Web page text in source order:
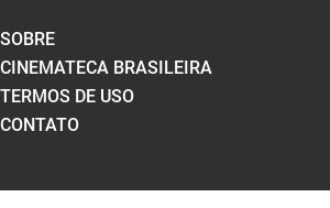
SOBRE
CINEMATECA BRASILEIRA
TERMOS DE USO
CONTATO